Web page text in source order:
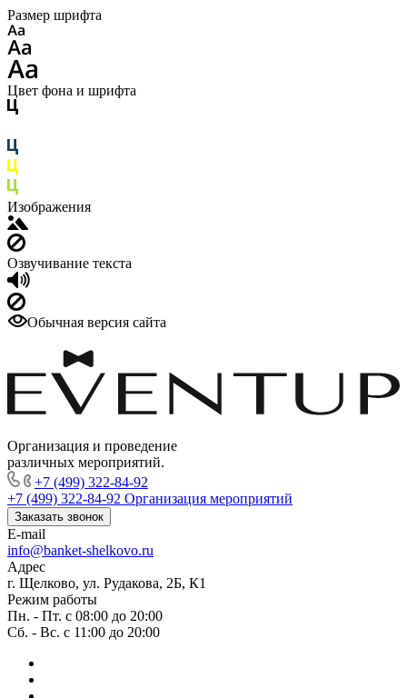
Размер шрифта
Цвет фона и шрифта
Изображения
Озвучивание текста
Обычная версия сайта
Организация и проведение
различных мероприятий.
+7 (499) 322-84-92
+7 (499) 322-84-92 Организация мероприятий
Заказать звонок
E-mail
info@banket-shelkovo.ru
Адрес
г. Щелково, ул. Рудакова, 2Б, К1
Режим работы
Пн. - Пт. с 08:00 до 20:00
Сб. - Вс. с 11:00 до 20:00